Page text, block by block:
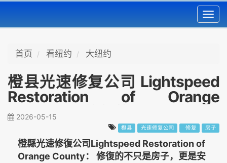
首页 看纽约 大纽约
橙县光速修复公司 Lightspeed
Restoration of Orange
County： 修复的不只是房子，
2026-05-15
橙县 光速修复公司 修复 房子
橙縣光速修復公司Lightspeed Restoration of
Orange County： 修復的不只是房子，更是安